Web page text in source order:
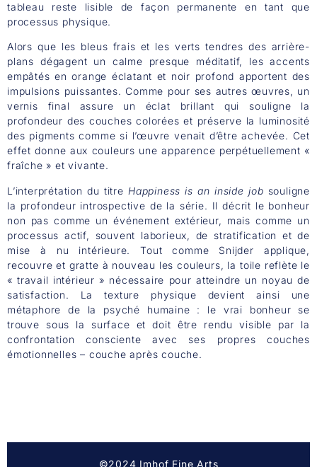
tableau reste lisible de façon permanente en tant que
processus physique.
Alors que les bleus frais et les verts tendres des arrière-
plans dégagent un calme presque méditatif, les accents
empâtés en orange éclatant et noir profond apportent des
impulsions puissantes. Comme pour ses autres œuvres, un
vernis final assure un éclat brillant qui souligne la
profondeur des couches colorées et préserve la luminosité
des pigments comme si l’œuvre venait d’être achevée. Cet
effet donne aux couleurs une apparence perpétuellement «
fraîche » et vivante.
L’interprétation du titre Happiness is an inside job souligne
la profondeur introspective de la série. Il décrit le bonheur
non pas comme un événement extérieur, mais comme un
processus actif, souvent laborieux, de stratification et de
mise à nu intérieure. Tout comme Snijder applique,
recouvre et gratte à nouveau les couleurs, la toile reflète le
« travail intérieur » nécessaire pour atteindre un noyau de
satisfaction. La texture physique devient ainsi une
métaphore de la psyché humaine : le vrai bonheur se
trouve sous la surface et doit être rendu visible par la
confrontation consciente avec ses propres couches
émotionnelles – couche après couche.
©2024 Imhof Fine Arts